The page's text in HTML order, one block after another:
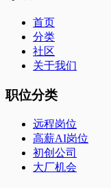
首页
分类
社区
关于我们
职位分类
远程岗位
高薪AI岗位
初创公司
大厂机会